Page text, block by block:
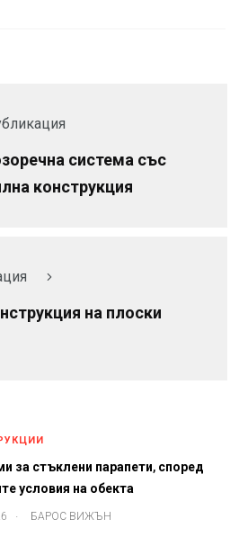
система със
конструкция
на плоски
за стъклени парапети, според
условия на обекта
. БАРОС ВИЖЪН